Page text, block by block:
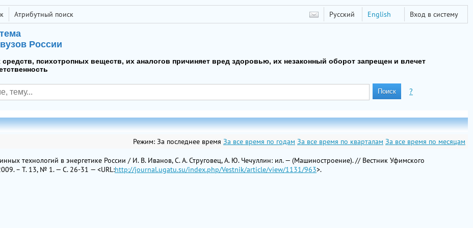
Атрибутный поиск Вход в систему
Русский English
России
средств, психотропных веществ, их аналогов причиняет вред здоровью, их незаконный оборот запрещен и влечет
?
Режим: За последнее время За все время по годам За все время по кварталам За все время по месяцам
технологий в энергетике России / И. В. Иванов, С. А. Струговец, А. Ю. Чечуллин: ил. — (Машиностроение). // Вестник Уфимского
– Т. 13, № 1. — С. 26-31 — <URL:http://journal.ugatu.su/index.php/Vestnik/article/view/1131/963>.